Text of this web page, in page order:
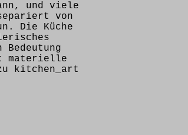
und viele
von
Die Küche
materielle
kitchen_art